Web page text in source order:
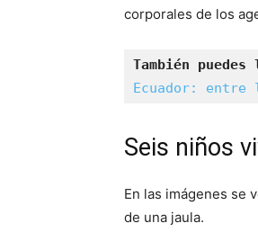
corporales de los
También
Ecuador: entre
Seis niños
En las imágenes se
de una jaula.